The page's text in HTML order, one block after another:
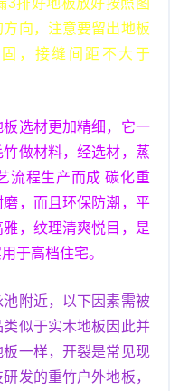
向，注意要留出地板
，接缝间距不大于
选材更加精细，它一
做材料，经选材，蒸
流程生产而成 碳化重
，而且环保防潮，平
，纹理清爽悦目，是
于高档住宅。
附近，以下因素需被
似于实木地板因此并
一样，开裂是常见现
发的重竹户外地板，